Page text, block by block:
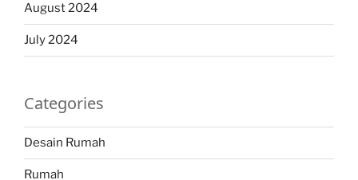
August 2024
July 2024
Categories
Desain Rumah
Rumah